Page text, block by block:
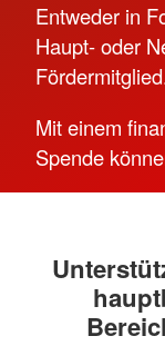
Entweder in
Haupt- oder
Mit einem
Spende